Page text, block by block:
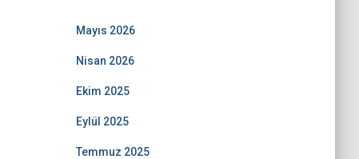
Mayıs 2026
Nisan 2026
Ekim 2025
Eylül 2025
Temmuz 2025